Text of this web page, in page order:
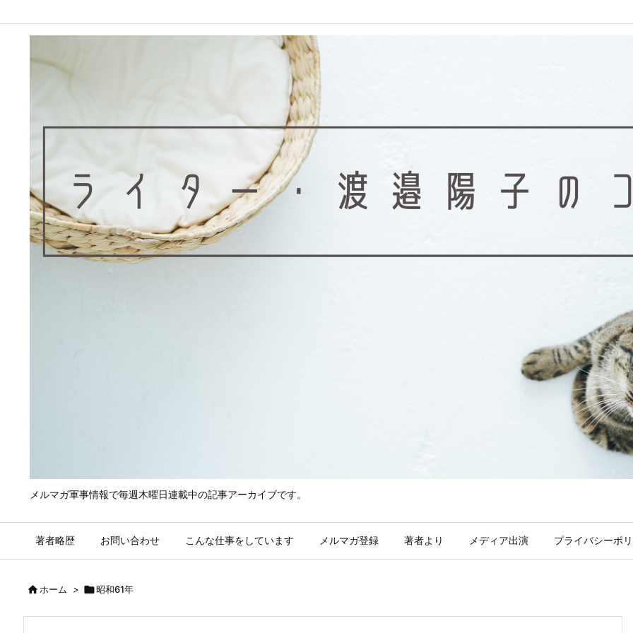
メルマガ軍事情報で毎週木曜日連載中の記事アーカイブです。
著者略歴 お問い合わせ こんな仕事をしています メルマガ登録 著者より メディア出演 プライバシーポ
ホーム > 昭和61年